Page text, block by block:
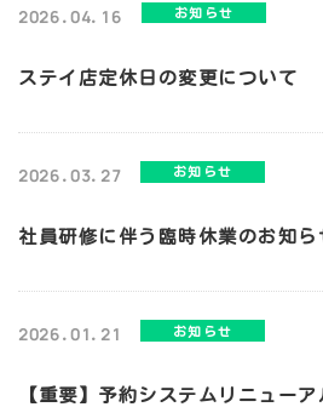
2026.04.16 お知らせ
ステイ店定休日の変更について
2026.03.27 お知らせ
社員研修に伴う臨時休業のお知ら
2026.01.21 お知らせ
【重要】予約システムリニュー